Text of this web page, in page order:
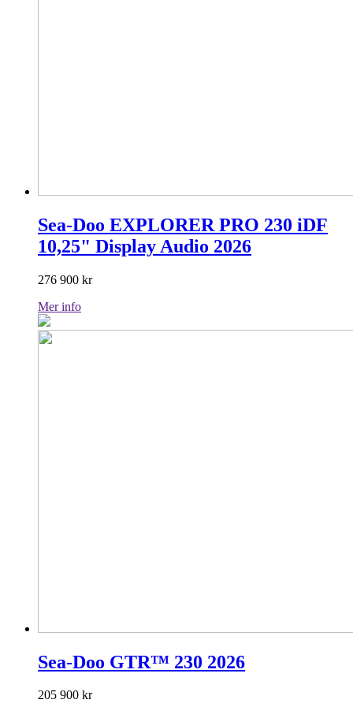
Sea-Doo EXPLORER PRO 230 iDF
10,25" Display Audio 2026
276 900 kr
Mer info
Sea-Doo GTR™ 230 2026
205 900 kr